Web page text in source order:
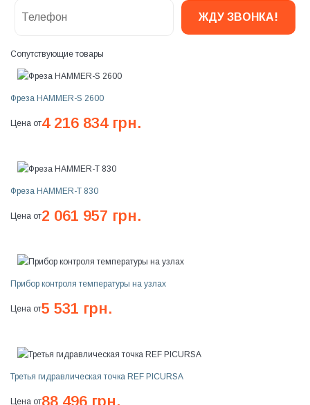
Сопутствующие товары
Фреза HAMMER-S 2600
Цена от4 216 834 грн.
Фреза HAMMER-T 830
Цена от2 061 957 грн.
Прибор контроля температуры на узлах
Цена от5 531 грн.
Третья гидравлическая точка REF PICURSA
Цена от88 496 грн.